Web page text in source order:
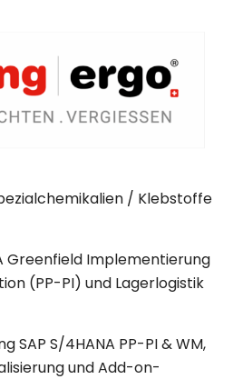
/ Klebstoffe
Greenfield Implementierung
(PP-PI) und Lagerlogistik
SAP S/4HANA PP-PI & WM,
und Add-on-